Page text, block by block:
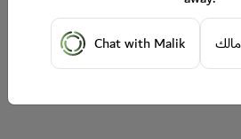
Chat with Malik